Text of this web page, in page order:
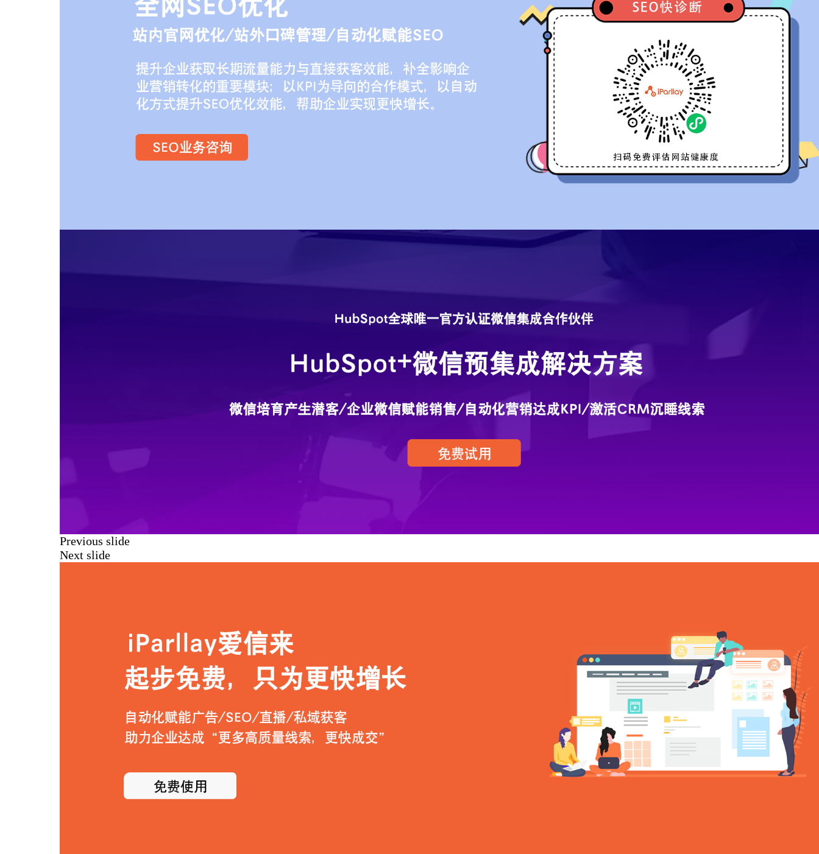
Previous slide
Next slide